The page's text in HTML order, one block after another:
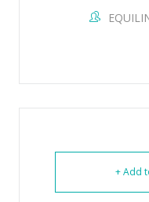
+ Add